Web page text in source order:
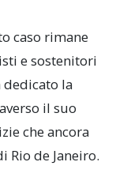
caso rimane
e sostenitori
la
il suo
che ancora
de Janeiro.